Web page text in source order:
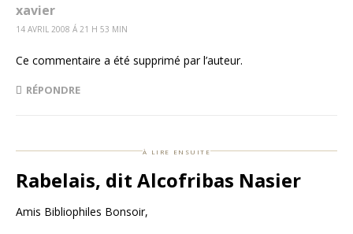
xavier
14 AVRIL 2008 Á 21 H 53 MIN
Ce commentaire a été supprimé par l’auteur.
RÉPONDRE
à lire ensuite
Rabelais, dit Alcofribas Nasier
Amis Bibliophiles Bonsoir,